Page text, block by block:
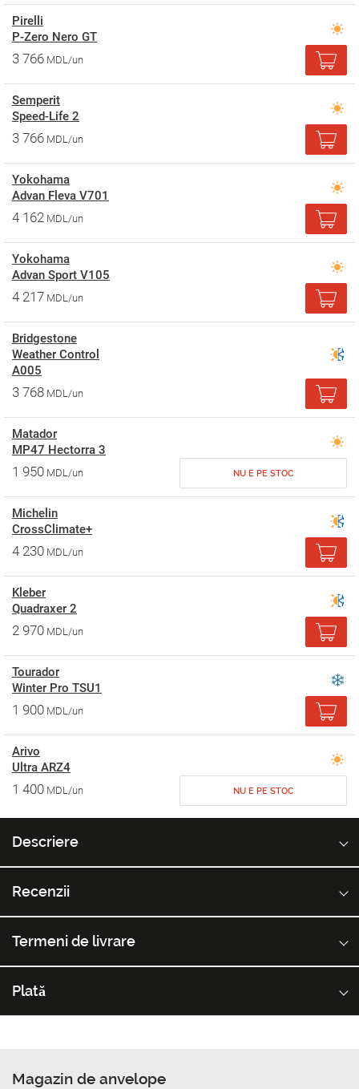
Pirelli
P-Zero Nero GT
3 766 MDL/un
Semperit
Speed-Life 2
3 766 MDL/un
Yokohama
Advan Fleva V701
4 162 MDL/un
Yokohama
Advan Sport V105
4 217 MDL/un
Bridgestone
Weather Control
A005
3 768 MDL/un
Matador
MP47 Hectorra 3
1 950 MDL/un NU E PE STOC
Michelin
CrossClimate+
4 230 MDL/un
Kleber
Quadraxer 2
2 970 MDL/un
Tourador
Winter Pro TSU1
1 900 MDL/un
Arivo
Ultra ARZ4
1 400 MDL/un NU E PE STOC
Descriere
Recenzii
Termeni de livrare
Plată
Magazin de anvelope